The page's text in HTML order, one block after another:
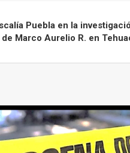
Puebla en la
Marco Aurelio R. en